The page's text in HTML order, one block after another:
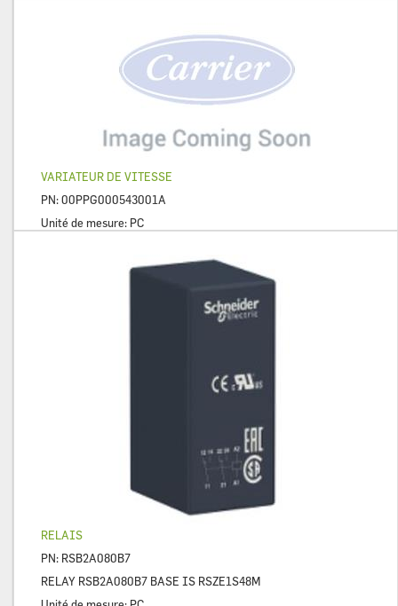
VARIATEUR DE VITESSE
PN:00PPG000543001A
Unité de mesure: PC
RELAIS
PN: RSB2A080B7
RELAY RSB2A080B7 BASE IS RSZE1S48M